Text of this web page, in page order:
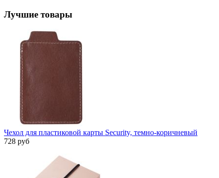
Лучшие товары
Чехол для пластиковой карты Security, темно-коричневый
728 руб